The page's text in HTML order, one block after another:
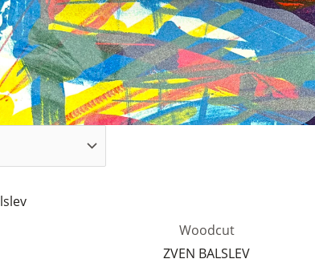
Woodcut
ZVEN BALSLEV